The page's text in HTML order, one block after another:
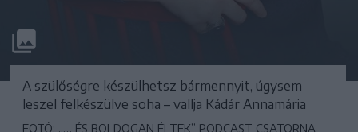
A szülőségre készülhetsz bármennyit, úgysem
leszel felkészülve soha – vallja Kádár Annamária
FOTÓ: „… ÉS BOLDOGAN ÉLTEK” PODCAST CSATORNA